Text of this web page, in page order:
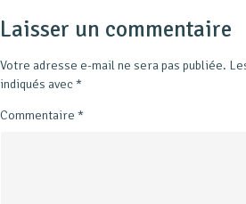
Laisser un commentaire
Votre adresse e-mail ne sera pas publiée.
indiqués avec*
Commentaire *